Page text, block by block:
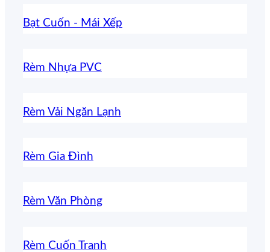
Bạt Cuốn - Mái Xếp
Rèm Nhựa PVC
Rèm Vải Ngăn Lạnh
Rèm Gia Đình
Rèm Văn Phòng
Rèm Cuốn Tranh